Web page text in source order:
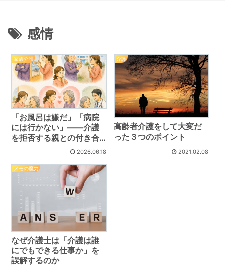
感情
家族介護
「お風呂は嫌だ」「病院
には行かない」――介護
を拒否する親との付き合
2026.06.18
介護
高齢者介護をして大変だ
った３つのポイント
2021.02.08
メモの魔力
なぜ介護士は「介護は誰
にでもできる仕事か」を
誤解するのか